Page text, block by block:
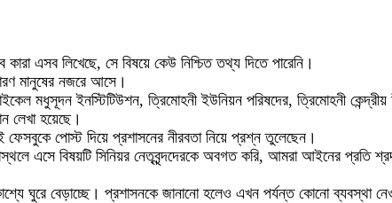
এসব লিখেছে, সে বিষয়ে কেউ নিশ্চিত তথ্য দিতে পারেনি।
মানুষের নজরে আসে।
মধুসূদন ইনস্টিটিউশন, ত্রিমোহনী ইউনিয়ন পরিষদের, ত্রিমোহনী
লেখা হয়েছে।
পোস্ট দিয়ে প্রশাসনের নীরবতা নিয়ে প্রশ্ন তুলেছেন।
এসে বিষয়টি সিনিয়র নেতৃবৃন্দদেরকে অবগত করি, আমরা আইনের
ঘুরে বেড়াচ্ছে। প্রশাসনকে জানানো হলেও এখন পর্যন্ত কোনো ব্যবস্থা